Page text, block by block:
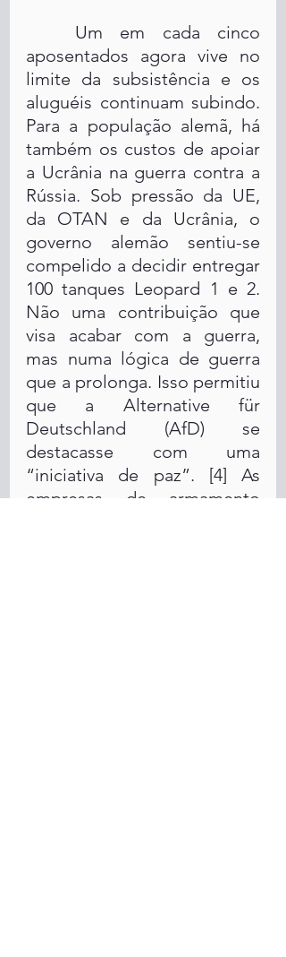
aposentados agora vive no
limite da subsistência e os
aluguéis continuam subindo.
Para a população alemã, há
também os custos de apoiar
a Ucrânia na guerra contra a
Rússia. Sob pressão da UE,
da OTAN e da Ucrânia, o
governo alemão sentiu-se
compelido a decidir entregar
100 tanques Leopard 1 e 2.
Não uma contribuição que
visa acabar com a guerra,
mas numa lógica de guerra
que a prolonga. Isso permitiu
que a Alternative für
Deutschland (AfD) se
destacasse com uma
“iniciativa de paz”. [4] As
empresas de armamento